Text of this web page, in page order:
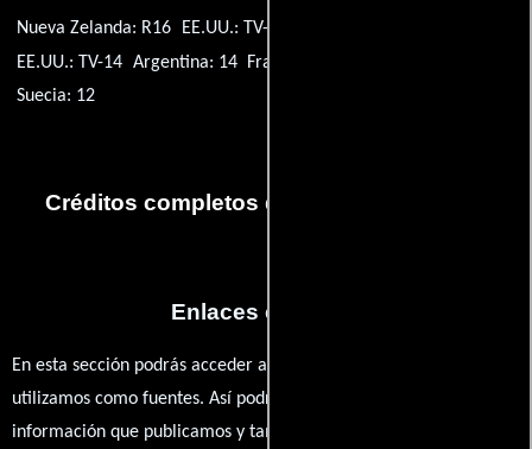
Nueva Zelanda: R16
EE.UU.: TV-PG
EE.UU.: TV-14 Argentina: 14 Francia: Tous publics
Suecia: 12
Créditos completos de la serie Miénteme
Enlaces externos
En esta sección podrás acceder a los recursos externos que
utilizamos como fuentes. Así podrás chequear toda la
información que publicamos y también ampliar tu conocimiento